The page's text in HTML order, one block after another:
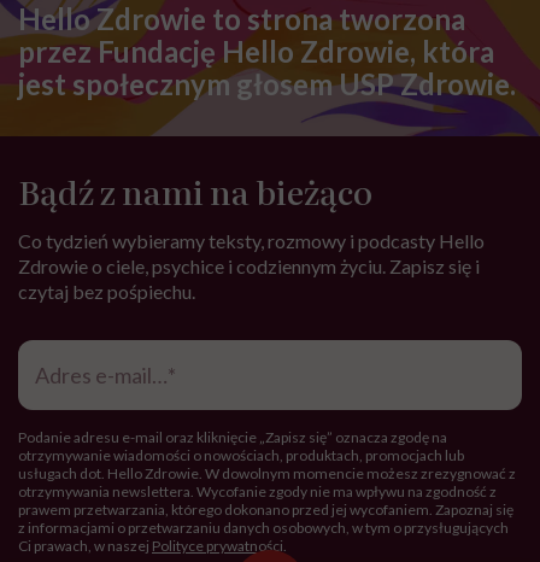
Hello Zdrowie to strona tworzona
przez Fundację Hello Zdrowie, która
jest społecznym głosem USP Zdrowie.
Bądź z nami na bieżąco
Co tydzień wybieramy teksty, rozmowy i podcasty Hello
Zdrowie o ciele, psychice i codziennym życiu. Zapisz się i
czytaj bez pośpiechu.
Adres
mail*
Podanie adresu e-mail oraz kliknięcie „Zapisz się” oznacza zgodę na
otrzymywanie wiadomości o nowościach, produktach, promocjach lub
usługach dot. Hello Zdrowie. W dowolnym momencie możesz zrezygnować z
otrzymywania newslettera. Wycofanie zgody nie ma wpływu na zgodność z
prawem przetwarzania, którego dokonano przed jej wycofaniem. Zapoznaj się
z informacjami o przetwarzaniu danych osobowych, w tym o przysługujących
Ci prawach, w naszej Polityce prywatności.